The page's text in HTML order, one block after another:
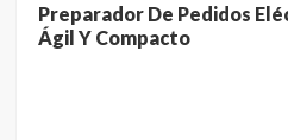
Preparador De Pedidos
Ágil Y Compacto